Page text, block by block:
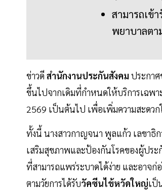
สามารถเข้
พยาบาลตา
ข่าวดี สำนักงานประกันสังคม ประกาศ
ขึ้นไปจากเดิมที่กำหนดให้บริการเฉพ
2569 เป็นต้นไป เพื่อเพิ่มความสะดวก
ทั้งนี้ นางสาวกาญจนา พูลแก้ว เลขาธิ
เสริมสุขภาพและป้องกันโรคของผู้ปร
ที่สามารถแพร่ระบาดได้ง่าย และอาจ
ตามวัยการได้รับวัคซีนไข้หวัดใหญ่เป็